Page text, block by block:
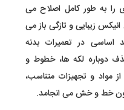
به طور کامل اصلاح می
زیبایی و تازگی باز می
اساسی در تعمیرات بدنه
دوباره لکه ها، خطوط و
مواد و تجهیزات متناسب،
خط و خش می انجامد.